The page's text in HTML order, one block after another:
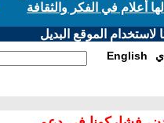
أعلام في الفكر والثقافة
الموقع البديل
English